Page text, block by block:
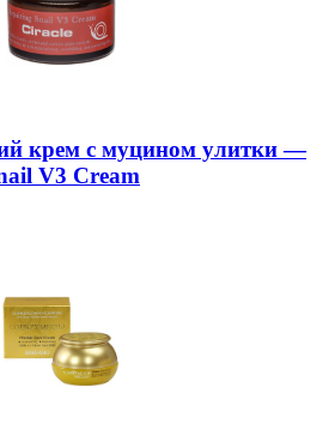
крем с муцином улитки —
V3 Cream